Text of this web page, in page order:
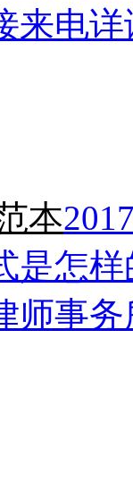
来电详
本
是怎
师事